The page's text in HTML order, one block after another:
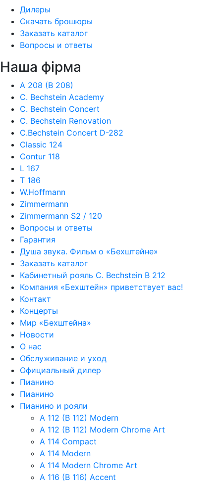
Дилеры
Скачать брошюры
Заказать каталог
Вопросы и ответы
Наша фiрма
A 208 (B 208)
C. Bechstein Academy
C. Bechstein Concert
C. Bechstein Renovation
C.Bechstein Concert D-282
Classic 124
Contur 118
L 167
T 186
W.Hoffmann
Zimmermann
Zimmermann S2 / 120
Вопросы и ответы
Гарантия
Душа звука. Фильм о «Бехштейне»
Заказать каталог
Кабинетный рояль C. Bechstein B 212
Компания «Бехштейн» приветствует вас!
Контакт
Концерты
Мир «Бехштейна»
Новости
О нас
Обслуживание и уход
Официальный дилер
Пианино
Пианино
Пианино и рояли
A 112 (B 112) Modern
A 112 (B 112) Modern Chrome Art
A 114 Compact
A 114 Modern
A 114 Modern Chrome Art
A 116 (B 116) Accent